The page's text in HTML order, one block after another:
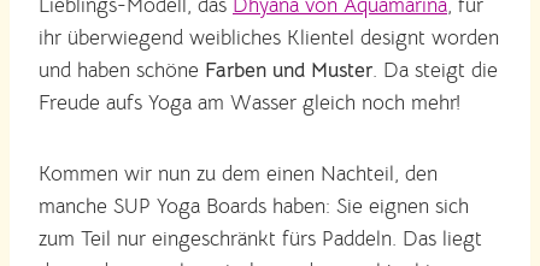
Lieblings-Modell, das Dhyana von Aquamarina, für
ihr überwiegend weibliches Klientel designt worden
und haben schöne Farben und Muster. Da steigt die
Freude aufs Yoga am Wasser gleich noch mehr!
Kommen wir nun zu dem einen Nachteil, den
manche SUP Yoga Boards haben: Sie eignen sich
zum Teil nur eingeschränkt fürs Paddeln. Das liegt